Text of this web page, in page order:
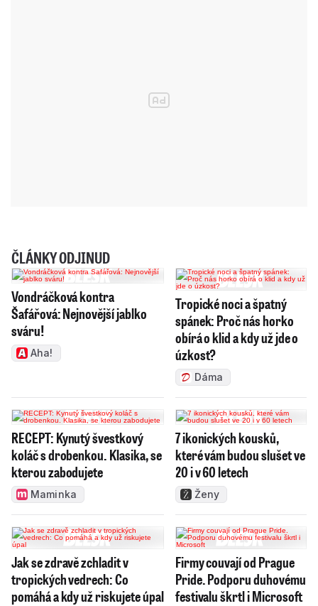
ČLÁNKY ODJINUD
Vondráčková kontra
Šafářová: Nejnovější jablko
sváru!
Aha!
Tropické noci a špatný
spánek: Proč nás horko
obírá o klid a kdy už jde o
úzkost?
Dáma
RECEPT: Kynutý švestkový
koláč s drobenkou. Klasika, se
kterou zabodujete
Maminka
7 ikonických kousků,
které vám budou slušet ve
20 i v 60 letech
Ženy
Jak se zdravě zchladit v
tropických vedrech: Co
pomáhá a kdy už riskujete úpal
Firmy couvají od Prague
Pride. Podporu duhovému
festivalu škrtl i Microsoft